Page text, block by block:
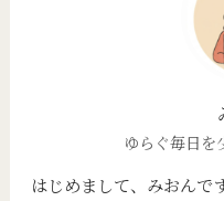
ゆらぐ毎日を
はじめまして、みおんです